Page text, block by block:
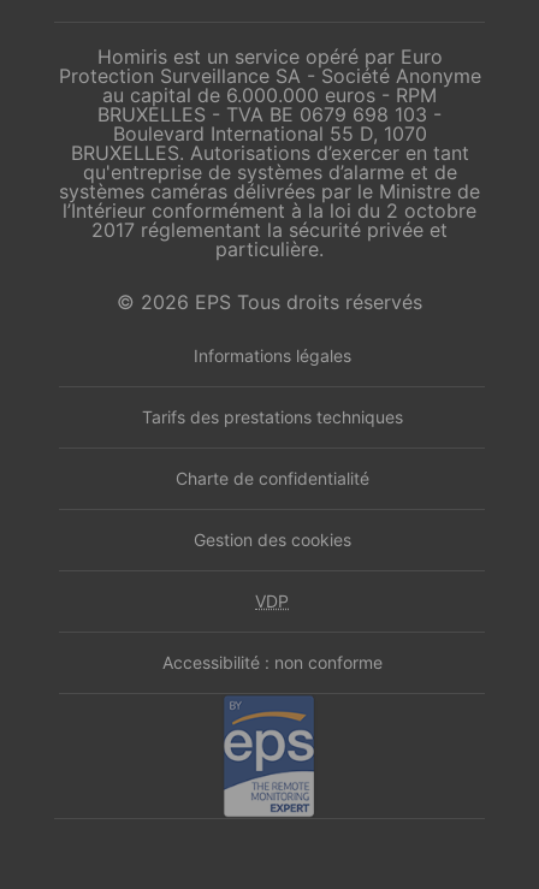
Homiris est un service opéré par Euro
Protection Surveillance SA - Société Anonyme
au capital de 6.000.000 euros - RPM
BRUXELLES - TVA BE 0679 698 103 -
Boulevard International 55 D, 1070
BRUXELLES. Autorisations d’exercer en tant
qu'entreprise de systèmes d’alarme et de
systèmes caméras délivrées par le Ministre de
l’Intérieur conformément à la loi du 2 octobre
2017 réglementant la sécurité privée et
particulière.
© 2026 EPS Tous droits réservés
Informations légales
Tarifs des prestations techniques
Charte de confidentialité
Gestion des cookies
VDP
Accessibilité : non conforme